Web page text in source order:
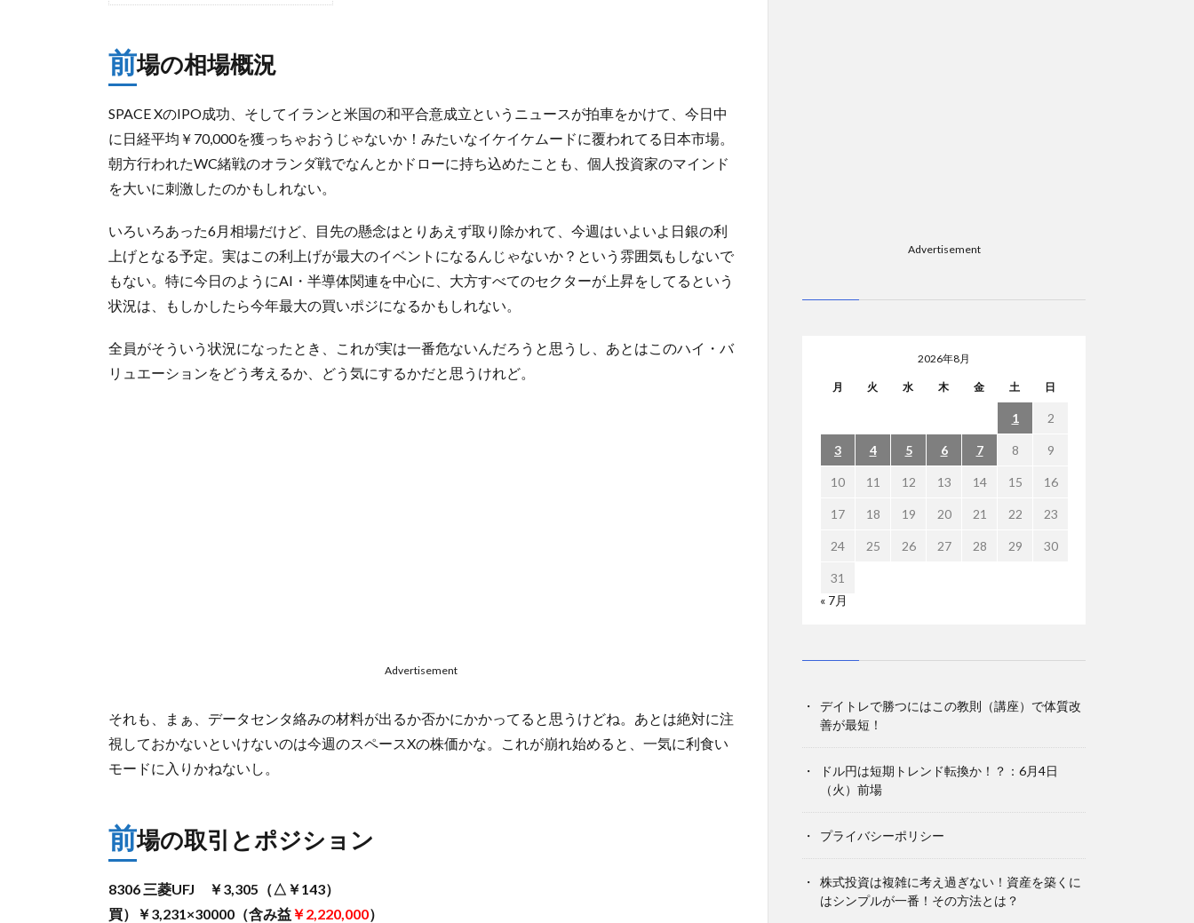
前場の相場概況
SPACE XのIPO成功、そしてイランと米国の和平合意成立というニュースが拍車をかけて、今日中
に日経平均￥70,000を獲っちゃおうじゃないか！みたいなイケイケムードに覆われてる日本市場。
朝方行われたWC緒戦のオランダ戦でなんとかドローに持ち込めたことも、個人投資家のマインド
を大いに刺激したのかもしれない。
いろいろあった6月相場だけど、目先の懸念はとりあえず取り除かれて、今週はいよいよ日銀の利
上げとなる予定。実はこの利上げが最大のイベントになるんじゃないか？という雰囲気もしないで
もない。特に今日のようにAI・半導体関連を中心に、大方すべてのセクターが上昇をしてるという
状況は、もしかしたら今年最大の買いポジになるかもしれない。
全員がそういう状況になったとき、これが実は一番危ないんだろうと思うし、あとはこのハイ・バ
リュエーションをどう考えるか、どう気にするかだと思うけれど。
Advertisement
それも、まぁ、データセンタ絡みの材料が出るか否かにかかってると思うけどね。あとは絶対に注
視しておかないといけないのは今週のスペースXの株価かな。これが崩れ始めると、一気に利食い
モードに入りかねないし。
前場の取引とポジション
8306 三菱UFJ ￥3,305（△￥143）
買）￥3,231×30000（含み益￥2,220,000）
Advertisement
2026年8月
月 火 水 木 金 土 日
1 2
3 4 5 6 7 8 9
10 11 12 13 14 15 16
17 18 19 20 21 22 23
24 25 26 27 28 29 30
31
« 7月
デイトレで勝つにはこの教則（講座）で体質改
善が最短！
ドル円は短期トレンド転換か！？：6月4日
（火）前場
プライバシーポリシー
株式投資は複雑に考え過ぎない！資産を築くに
はシンプルが一番！その方法とは？